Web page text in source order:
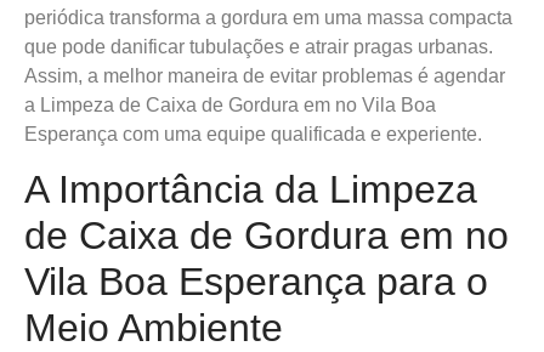
periódica transforma a gordura em uma massa compacta
que pode danificar tubulações e atrair pragas urbanas.
Assim, a melhor maneira de evitar problemas é agendar
a Limpeza de Caixa de Gordura em no Vila Boa
Esperança com uma equipe qualificada e experiente.
A Importância da Limpeza
de Caixa de Gordura em no
Vila Boa Esperança para o
Meio Ambiente